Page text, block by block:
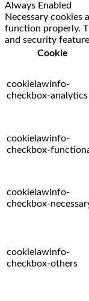
Always Enabled
Necessary cookies
function properly.
and security
Cookie
cookielawinfo-
checkbox-analytics
cookielawinfo-
checkbox-
cookielawinfo-
checkbox-
cookielawinfo-
checkbox-others